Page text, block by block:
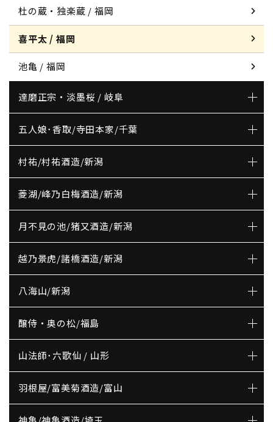
杜の蔵・独楽蔵 / 福岡
喜平太 / 福岡
池亀 / 福岡
達磨正宗・淡墨桜 / 岐阜
五人娘･香取/寺田本家/千葉
村祐/村祐酒造/新潟
菱湖/峰乃白梅酒造/新潟
月不見の池/猪又酒造/新潟
越乃景虎/諸橋酒造/新潟
八海山/新潟
醸侍・奥の松/福島
山法師･六歌仙 / 山形
羽根屋/富美菊酒造/富山